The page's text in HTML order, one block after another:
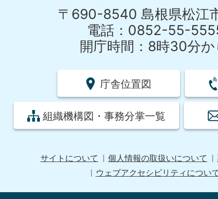
〒690-8540 島根県松江
電話：0852-55-
開庁時間：8時30分
庁舎位置図
組織機構図・事務分掌一覧
サイトについて 個人情報の取扱いについて
ウェブアクセシビリティについ